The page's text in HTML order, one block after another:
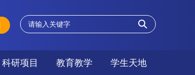
科研项目 教育教学 学生天地